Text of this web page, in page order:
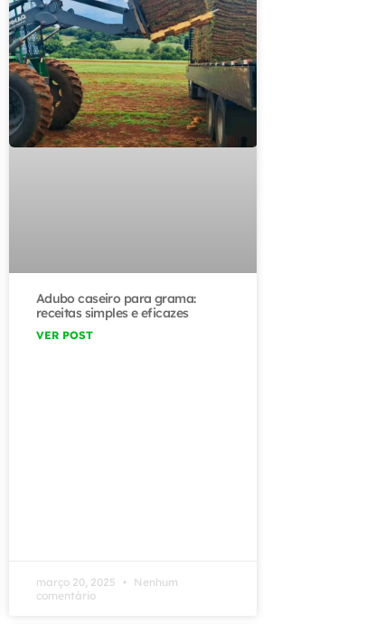
Adubo caseiro para grama:
receitas simples e eficazes
VER POST
março 20, 2025
Nenhum
comentário